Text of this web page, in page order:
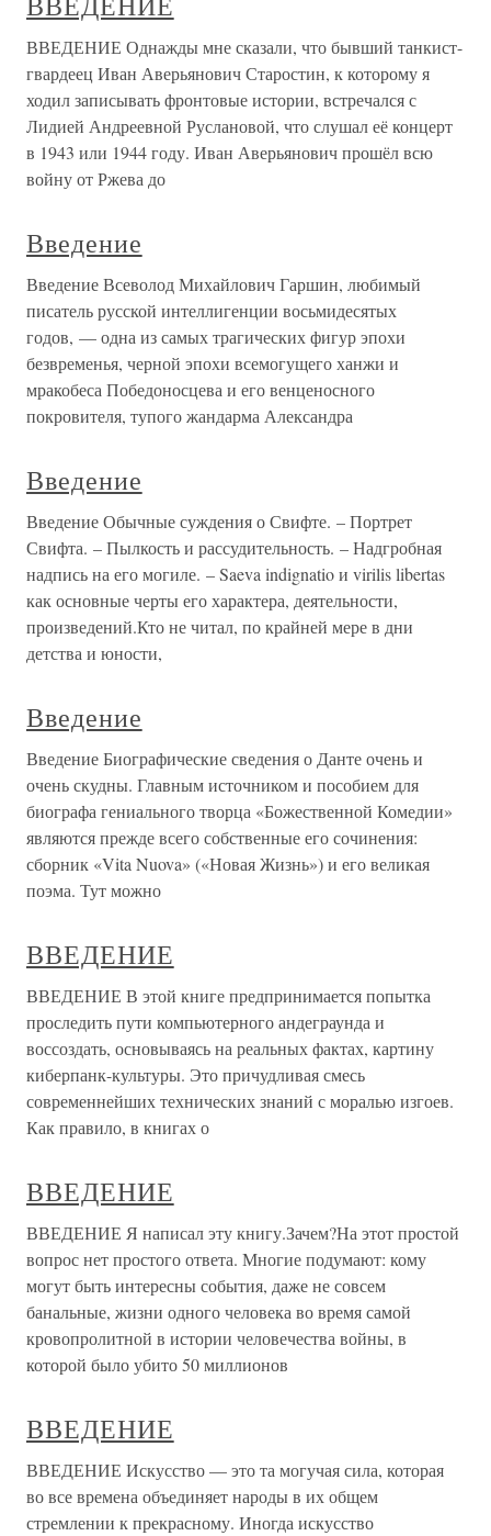
ВВЕДЕНИЕ Однажды мне сказали, что бывший танкист-
гвардеец Иван Аверьянович Старостин, к которому я
ходил записывать фронтовые истории, встречался с
Лидией Андреевной Руслановой, что слушал её концерт
в 1943 или 1944 году. Иван Аверьянович прошёл всю
войну от Ржева до
Введение
Введение Всеволод Михайлович Гаршин, любимый
писатель русской интеллигенции восьмидесятых
годов, — одна из самых трагических фигур эпохи
безвременья, черной эпохи всемогущего ханжи и
мракобеса Победоносцева и его венценосного
покровителя, тупого жандарма Александра
Введение
Введение Обычные суждения о Свифте. – Портрет
Свифта. – Пылкость и рассудительность. – Надгробная
надпись на его могиле. – Saeva indignatio и virilis libertas
как основные черты его характера, деятельности,
произведений.Кто не читал, по крайней мере в дни
детства и юности,
Введение
Введение Биографические сведения о Данте очень и
очень скудны. Главным источником и пособием для
биографа гениального творца «Божественной Комедии»
являются прежде всего собственные его сочинения:
сборник «Vita Nuova» («Новая Жизнь») и его великая
поэма. Тут можно
ВВЕДЕНИЕ
ВВЕДЕНИЕ В этой книге предпринимается попытка
проследить пути компьютерного андеграунда и
воссоздать, основываясь на реальных фактах, картину
киберпанк-культуры. Это причудливая смесь
современнейших технических знаний с моралью изгоев.
Как правило, в книгах о
ВВЕДЕНИЕ
ВВЕДЕНИЕ Я написал эту книгу.Зачем?На этот простой
вопрос нет простого ответа. Многие подумают: кому
могут быть интересны события, даже не совсем
банальные, жизни одного человека во время самой
кровопролитной в истории человечества войны, в
которой было убито 50 миллионов
ВВЕДЕНИЕ
ВВЕДЕНИЕ Искусство — это та могучая сила, которая
во все времена объединяет народы в их общем
стремлении к прекрасному. Иногда искусство